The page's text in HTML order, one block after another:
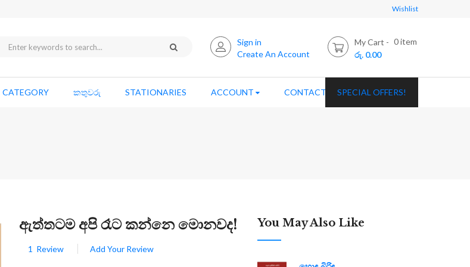
Wishlist
Sign in
Create An Account
My Cart 0item
රු. 0.00
CATEGORY කතුවරු STATIONARIES ACCOUNT CONTACT USSPECIAL OFFERS!
ඇත්තටම අපි රෑට කන්නෙ මොනවද!
1 Review Add Your Review
Skip
You May Also Like